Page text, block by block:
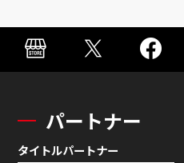
パートナー
タイトルパートナー